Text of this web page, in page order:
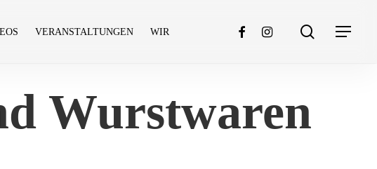
VERANSTALTUNGEN WIR search
Menu
FACEBOOKINSTAGRAM
Wurstwaren